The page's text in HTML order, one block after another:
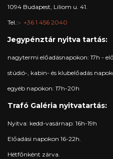
1094 Budapest, Liliom u. 41.
Tel.: +36 1 456 2040
Jegypénztár nyitva tartás:
nagytermi előadásnapokon: 17h -
stúdió-, kabin- és klubelőadás
egyéb napokon: 17h-20h
Trafó Galéria nyitvatartás:
Nyitva: kedd-vasárnap: 16h-19h
Előadási napokon 16-22h.
Hétfőnként zárva.